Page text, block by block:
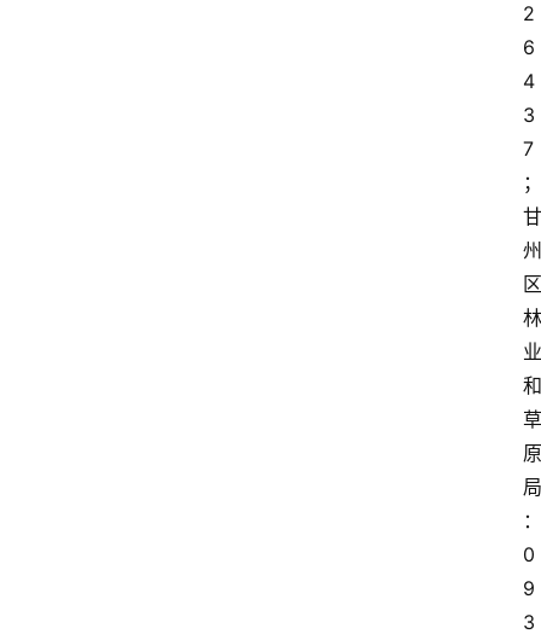
2
6
4
3
7
；
甘
州
区
林
业
和
草
原
局
：
0
9
3